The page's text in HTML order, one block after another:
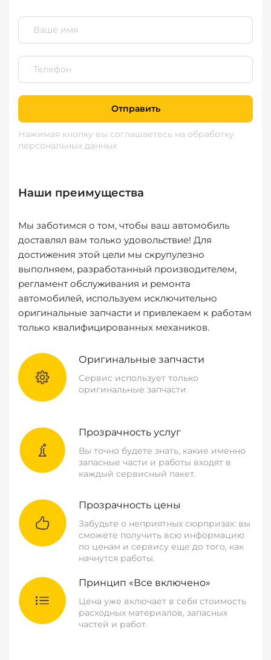
Отправить
Нажимая кнопку вы соглашаетесь на обработку
персональных данных
Наши преимущества
Мы заботимся о том, чтобы ваш автомобиль
доставлял вам только удовольствие! Для
достижения этой цели мы скрупулезно
выполняем, разработанный производителем,
регламент обслуживания и ремонта
автомобилей, используем исключительно
оригинальные запчасти и привлекаем к работам
только квалифицированных механиков.
Оригинальные запчасти
Сервис использует только
оригинальные запчасти
Прозрачность услуг
Вы точно будете знать, какие именно
запасные части и работы входят в
каждый сервисный пакет.
Прозрачность цены
Забудьте о неприятных сюрпризах: вы
сможете получить всю информацию
по ценам и сервису еще до того, как
начнутся работы.
Принцип «Все включено»
Цена уже включает в себя стоимость
расходных материалов, запасных
частей и работ.